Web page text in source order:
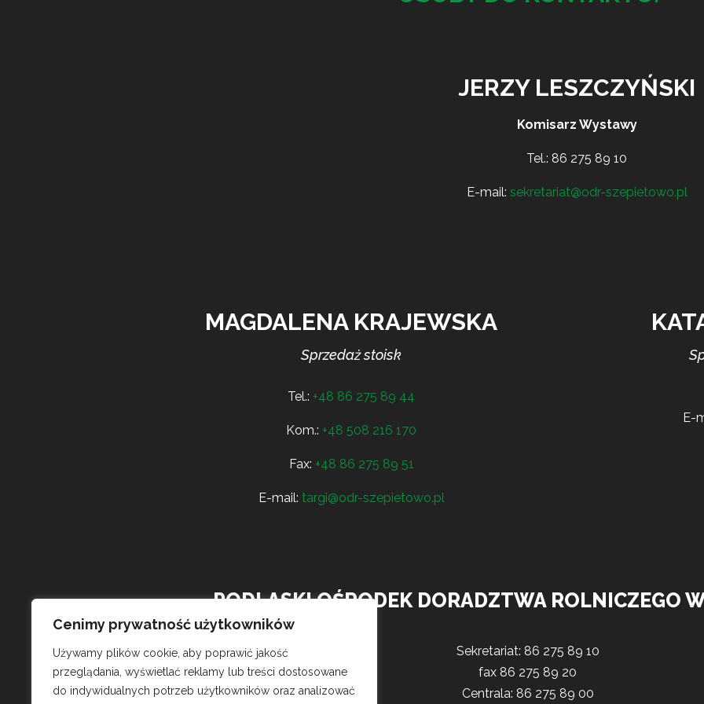
Cenimy prywatność użytkowników
Używamy plików cookie, aby poprawić jakość
przeglądania, wyświetlać reklamy lub treści dostosowane
do indywidualnych potrzeb użytkowników oraz analizować
JERZY LESZCZYŃSKI
Komisarz Wystawy
Tel.: 86 275 89 10
E-mail: sekretariat@odr-szepietowo.pl
MAGDALENA KRAJEWSKA
Sprzedaż stoisk
Tel.: +48 86 275 89 44
Kom.: +48 508 216 170
Fax: +48 86 275 89 51
E-mail: targi@odr-szepietowo.pl
E-
PODLASKI OŚRODEK DORADZTWA ROLNICZEGO
Szepietowo-Wawrzyńce 64,
18-210 Szepietowo,
woj. podlaskie
Sekretariat: 86 275 89 10
fax 86 275 89 20
Centrala: 86 275 89 00